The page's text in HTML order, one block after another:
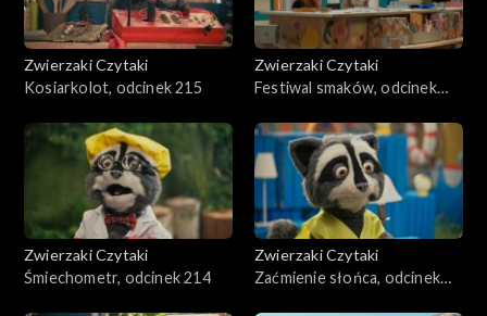
Zwierzaki Czytaki
Kosiarkolot, odcinek 215
Zwierzaki Czytaki
Festiwal smaków, odcinek
Zwierzaki Czytaki
Śmiechometr, odcinek 214
Zwierzaki Czytaki
Zaćmienie słońca, odcinek